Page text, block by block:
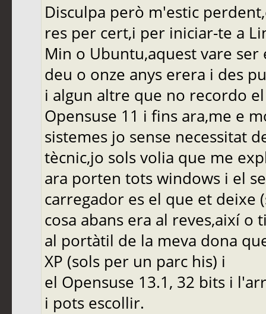
Disculpa però m'estic
res per cert,i per iniciar-te a
Min o Ubuntu,aquest vare
deu o onze anys erera i des
i algun altre que no recordo el
Opensuse 11 i fins ara,me e
sistemes jo sense necessitat
tècnic,jo sols volia que me
ara porten tots windows i el
carregador es el que et deixe
cosa abans era al reves,així o
al portàtil de la meva dona
XP (sols per un parc his) i
el Opensuse 13.1, 32 bits i
i pots escollir.